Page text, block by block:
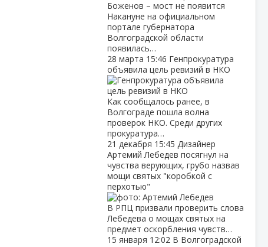
Накануне на официальном
портале губернатора
Волгоградской области
появилась…
28 марта 15:46 Генпрокуратура
объявила цель ревизий в НКО
Как сообщалось ранее, в
Волгограде пошла волна
проверок НКО. Среди других
прокуратура…
21 декабря 15:45 Дизайнер
Артемий Лебедев посягнул на
чувства верующих, грубо назвав
мощи святых "коробкой с
перхотью"
В РПЦ призвали проверить слова
Лебедева о мощах святых на
предмет оскорбления чувств…
15 января 12:02 В Волгоградской